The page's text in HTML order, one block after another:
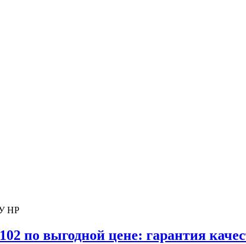
HP
по выгодной цене: гарантия